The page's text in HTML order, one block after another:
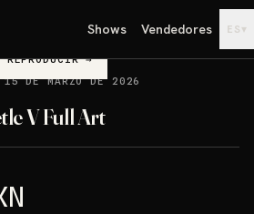
Shows Vendedores ES ▾
REPRODUCIR→
15 DE MARZO DE 2026
V Full Art